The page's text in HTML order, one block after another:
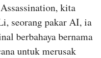
kita
seorang pakar AI, ia
berbahaya bernama
untuk merusak